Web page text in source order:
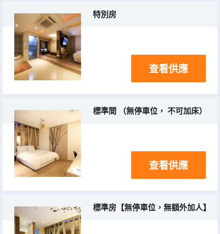
特別房
查看供應
標準間 （無停車位， 不可加床）
查看供應
標準房【無停車位，無額外加人】